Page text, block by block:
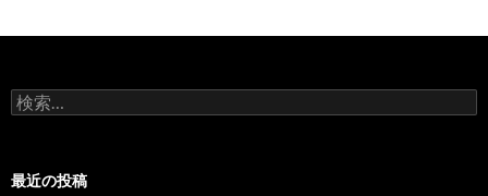
検
索:
最近の投稿